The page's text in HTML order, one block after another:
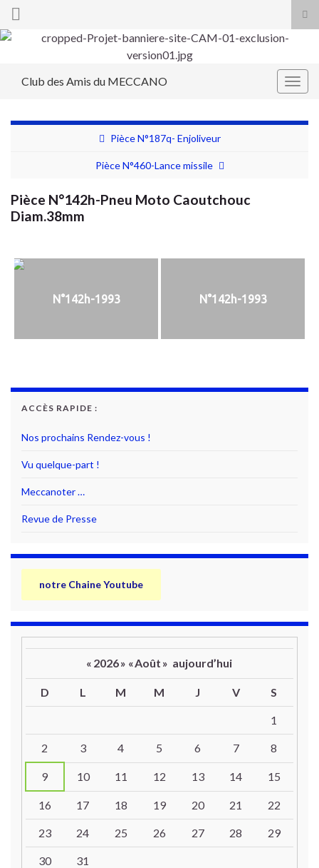
Search for:
Club des Amis du MECCANO
Pièce N°187q- Enjoliveur
Pièce N°460-Lance missile
Pièce N°142h-Pneu Moto Caoutchouc
Diam.38mm
N°142h-1993 N°142h-1993
ACCÈS RAPIDE :
Nos prochains Rendez-vous !
Vu quelque-part !
Meccanoter …
Revue de Presse
notre Chaine Youtube
« 2026» «Août » aujourd’hui
D L M M J V S
1
2 3 4 5 6 7 8
9 10 11 12 13 14 15
16 17 18 19 20 21 22
23 24 25 26 27 28 29
30 31